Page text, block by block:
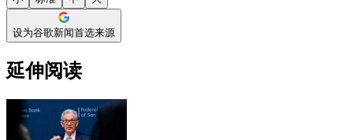
设为谷歌新闻首选来源
延伸阅读